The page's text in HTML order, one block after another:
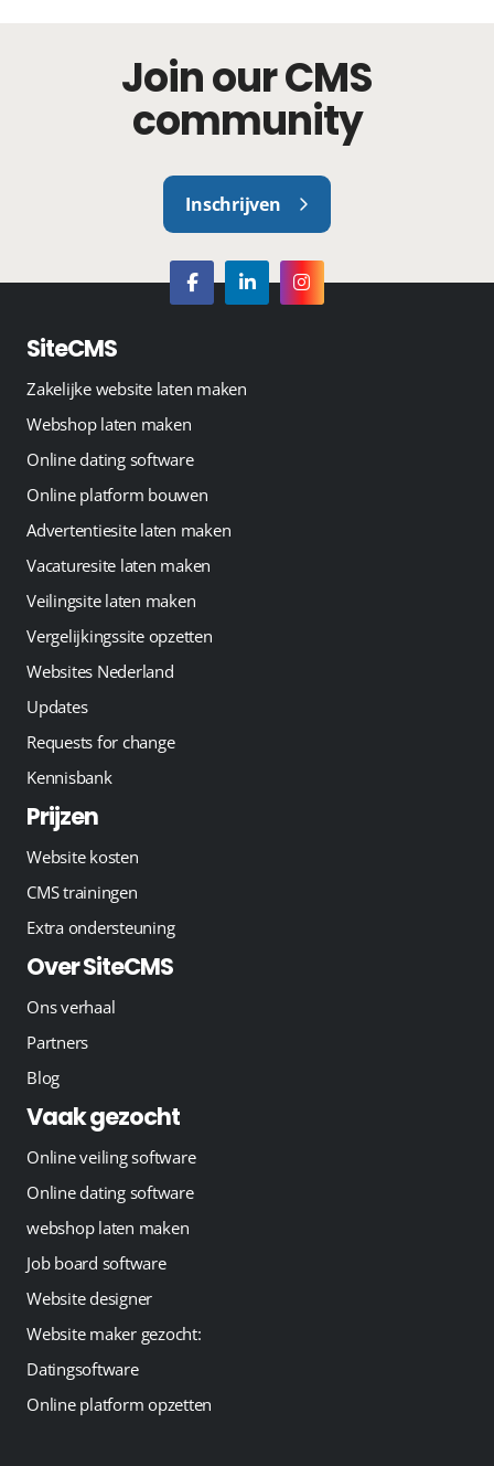
Join our CMS
community
Inschrijven
SiteCMS
Zakelijke website laten maken
Webshop laten maken
Online dating software
Online platform bouwen
Advertentiesite laten maken
Vacaturesite laten maken
Veilingsite laten maken
Vergelijkingssite opzetten
Websites Nederland
Updates
Requests for change
Kennisbank
Prijzen
Website kosten
CMS trainingen
Extra ondersteuning
Over SiteCMS
Ons verhaal
Partners
Blog
Vaak gezocht
Online veiling software
Online dating software
webshop laten maken
Job board software
Website designer
Website maker gezocht:
Datingsoftware
Online platform opzetten